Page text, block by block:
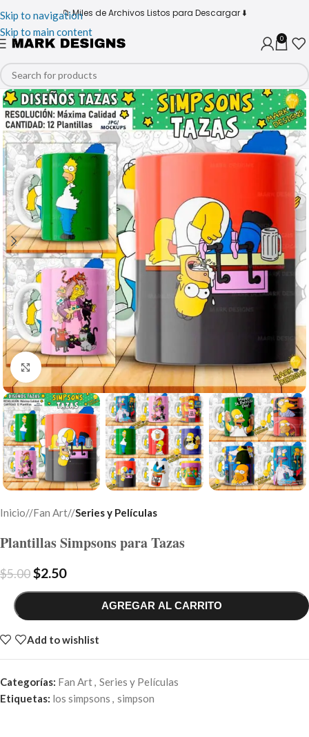
Skip to navigation
Skip to main content
📁 Miles de Archivos Listos para Descargar ⬇️
0
Click to enlarge
Inicio/ Fan Art/ Series y Películas
Plantillas Simpsons para Tazas
$5.00$2.50
AGREGAR AL CARRITO
Add to wishlist
Categorías: Fan Art, Series y Películas
Etiquetas: los simpsons , simpson